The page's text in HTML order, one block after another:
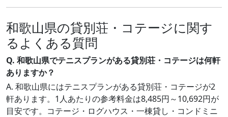
和歌山県の貸別荘・コテージに関す
るよくある質問
Q. 和歌山県でテニスプランがある貸別荘・コテージは何軒
ありますか？
A. 和歌山県にはテニスプランがある貸別荘・コテージが2
軒あります。1人あたりの参考料金は8,485円～10,692円が
目安です。コテージ・ログハウス・一棟貸し・コンドミニ